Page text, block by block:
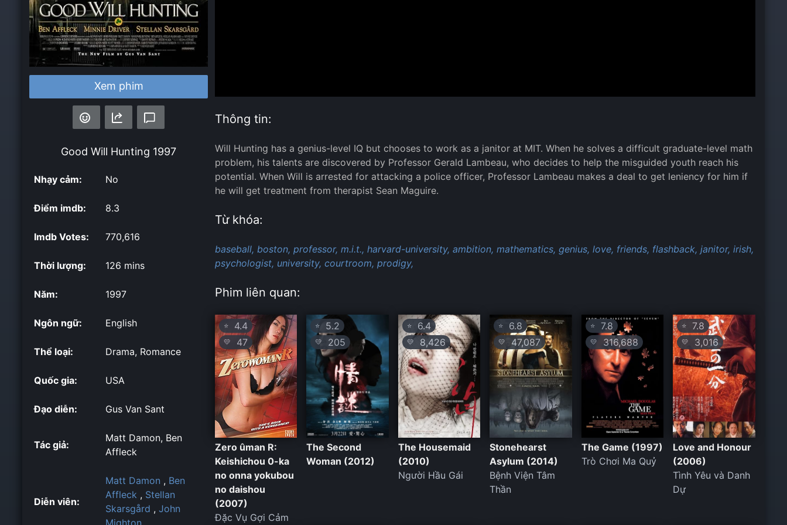
Xem phim
Good Will Hunting 1997
Nhạy cảm: No
Điểm imdb: 8.3
Imdb Votes: 770,616
Thời lượng: 126 mins
Năm: 1997
Ngôn ngữ: English
Thể loại: Drama, Romance
Quốc gia: USA
Đạo diễn: Gus Van Sant
Tác giả:
Matt Damon, Ben
Affleck
Diễn viên:
Matt Damon , Ben
Affleck , Stellan
Skarsgård , John
Mighton
Thông tin:
Will Hunting has a genius-level IQ but chooses to work as a janitor at MIT. When he solves a difficult graduate-level math
problem, his talents are discovered by Professor Gerald Lambeau, who decides to help the misguided youth reach his
potential. When Will is arrested for attacking a police officer, Professor Lambeau makes a deal to get leniency for him if
he will get treatment from therapist Sean Maguire.
Từ khóa:
baseball, boston, professor, m.i.t., harvard-university, ambition, mathematics, genius, love, friends, flashback, janitor, irish,
psychologist, university, courtroom, prodigy,
Phim liên quan:
⭐ 4.4
💛 47
Zero ûman R:
Keishichou 0-ka
no onna yokubou
no daishou
(2007)
Đặc Vụ Gợi Cảm
⭐ 5.2
💛 205
The Second
Woman (2012)
⭐6.4
💛8,426
The Housemaid
(2010)
Người Hầu Gái
⭐ 6.8
💛 47,087
Stonehearst
Asylum (2014)
Bệnh Viện Tâm
Thần
⭐7.8
💛 316,688
The Game (1997)
Trò Chơi Ma Quỷ
⭐ 7.8
💛 3,016
Love and Honour
(2006)
Tình Yêu và Danh
Dự